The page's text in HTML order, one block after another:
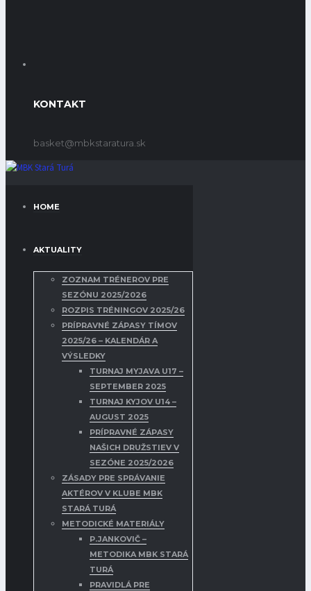
KONTAKT
basket@mbkstaratura.sk
HOME
AKTUALITY
ZOZNAM TRÉNEROV PRE
SEZÓNU 2025/2026
ROZPIS TRÉNINGOV 2025/26
PRÍPRAVNÉ ZÁPASY TÍMOV
2025/26 – KALENDÁR A
VÝSLEDKY
TURNAJ MYJAVA U17 –
SEPTEMBER 2025
TURNAJ KYJOV U14 –
AUGUST 2025
PRÍPRAVNÉ ZÁPASY
NAŠICH DRUŽSTIEV V
SEZÓNE 2025/2026
ZÁSADY PRE SPRÁVANIE
AKTÉROV V KLUBE MBK
STARÁ TURÁ
METODICKÉ MATERIÁLY
P.JANKOVIČ –
METODIKA MBK STARÁ
TURÁ
PRAVIDLÁ PRE